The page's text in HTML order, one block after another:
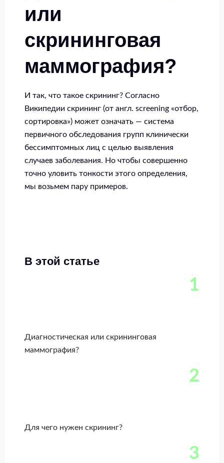
или
скрининговая
маммография?
И так, что такое скрининг? Согласно
Википедии скрининг (от англ. screening «отбор,
сортировка») может означать — система
первичного обследования групп клинически
бессимптомных лиц с целью выявления
случаев заболевания. Но чтобы совершенно
точно уловить тонкости этого определения,
мы возьмем пару примеров.
В этой статье
1
Диагностическая или скрининговая
маммография?
2
Для чего нужен скрининг?
3